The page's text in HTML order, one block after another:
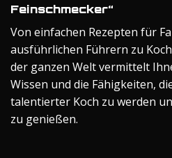
Feinschmecker“
Von einfachen Rezepten für
ausführlichen Führern zu
der ganzen Welt vermittelt
Wissen und die Fähigkeiten,
talentierter Koch zu werden
zu genießen.